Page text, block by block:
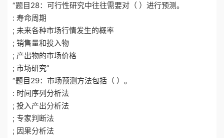
“题目28：可行性研究中往往需要对（ ）进行预测。
: 寿命周期
; 未来各种市场行情发生的概率
; 销售量和投入物
; 产出物的市场价格
; 市场研究”
“题目29：市场预测方法包括（ ）。
: 时间序列分析法
; 投入产出分析法
; 专家判断法
; 因果分析法